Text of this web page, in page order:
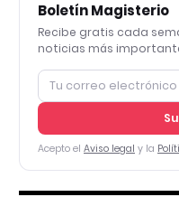
Boletín Magisterio
Recibe gratis cada
noticias más
Acepto el Aviso legal y la